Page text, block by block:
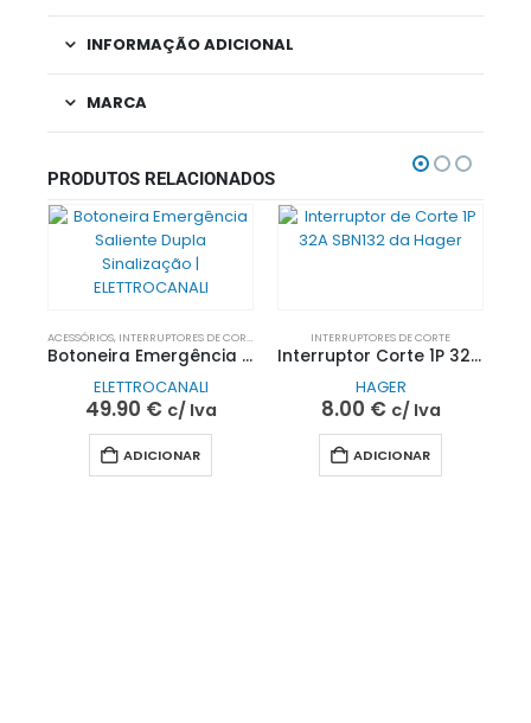
INFORMAÇÃO ADICIONAL
MARCA
PRODUTOS RELACIONADOS
ACESSÓRIOS, INTERRUPTORES DE CORTE PROTEÇÃO EV
Botoneira Emergência Saliente Dupla Sinalização | ELETTROCANALI
ELETTROCANALI
49.90 € c/ Iva
ADICIONAR
INTERRUPTORES DE CORTE
Interruptor Corte 1P 32A SBN132 | Hager
HAGER
8.00 € c/ Iva
ADICIONAR